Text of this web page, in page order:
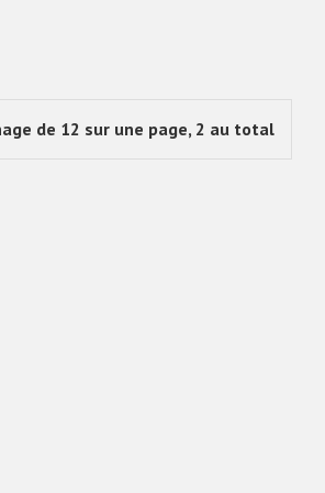
de 12 sur une page, 2 au total